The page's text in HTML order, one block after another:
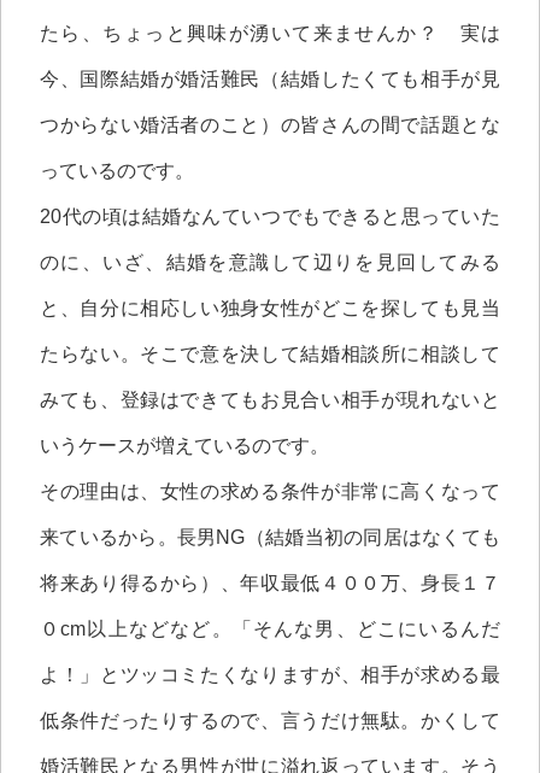
たら、ちょっと興味が湧いて来ませんか？ 実は
今、国際結婚が婚活難民（結婚したくても相手が見
つからない婚活者のこと）の皆さんの間で話題とな
っているのです。
20代の頃は結婚なんていつでもできると思っていた
のに、いざ、結婚を意識して辺りを見回してみる
と、自分に相応しい独身女性がどこを探しても見当
たらない。そこで意を決して結婚相談所に相談して
みても、登録はできてもお見合い相手が現れないと
いうケースが増えているのです。
その理由は、女性の求める条件が非常に高くなって
来ているから。長男NG（結婚当初の同居はなくても
将来あり得るから）、年収最低４００万、身長１７
０cm以上などなど。「そんな男、どこにいるんだ
よ！」とツッコミたくなりますが、相手が求める最
低条件だったりするので、言うだけ無駄。かくして
婚活難民となる男性が世に溢れ返っています。そう